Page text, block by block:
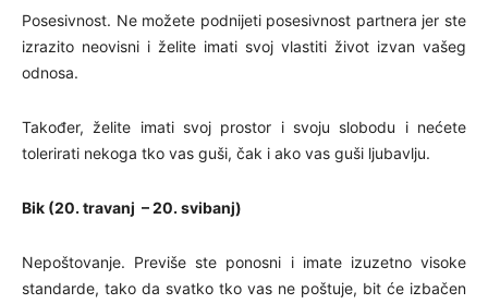
Posesivnost. Ne možete podnijeti posesivnost partnera jer ste
izrazito neovisni i želite imati svoj vlastiti život izvan vašeg
odnosa.
Također, želite imati svoj prostor i svoju slobodu i nećete
tolerirati nekoga tko vas guši, čak i ako vas guši ljubavlju.
Bik (20. travanj – 20. svibanj)
Nepoštovanje. Previše ste ponosni i imate izuzetno visoke
standarde, tako da svatko tko vas ne poštuje, bit će izbačen